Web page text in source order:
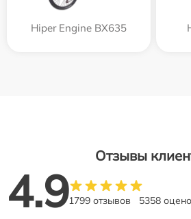
Hiper Engine BX635
Отзывы
4.91799 отзывов 5358